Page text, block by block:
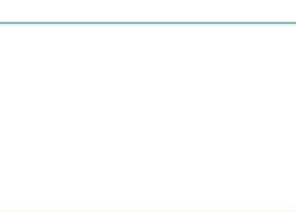
Daniel et René pour la célébration